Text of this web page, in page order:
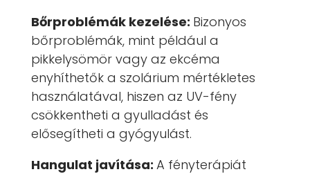
Bőrproblémák kezelése: Bizonyos
bőrproblémák, mint például a
pikkelysömör vagy az ekcéma
enyhíthetők a szolárium mértékletes
használatával, hiszen az UV-fény
csökkentheti a gyulladást és
elősegítheti a gyógyulást.
Hangulat javítása: A fényterápiát